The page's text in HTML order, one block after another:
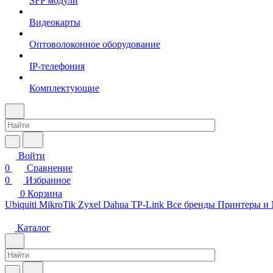
Видеокарты
Оптоволоконное оборудование
IP-телефония
Комплектующие
Войти
0
Сравнение
0
Избранное
0 Корзина
Ubiquiti MikroTik Zyxel Dahua TP-Link Все бренды Принтеры
Каталог